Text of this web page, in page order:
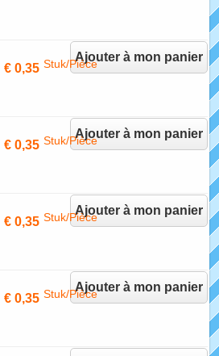
Ajouter à mon panier
€ 0,35 Stuk/Piéce
Ajouter à mon panier
€ 0,35 Stuk/Pièce
Ajouter à mon panier
€ 0,35 Stuk/Pièce
Ajouter à mon panier
€ 0,35 Stuk/Pièce